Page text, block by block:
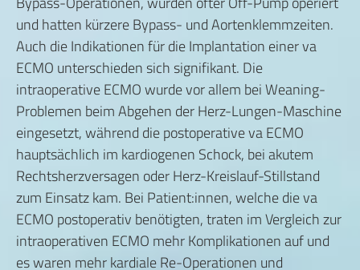
und hatten kürzere Bypass- und Aortenklemmzeiten.
Auch die Indikationen für die Implantation einer va
ECMO unterschieden sich signifikant. Die
intraoperative ECMO wurde vor allem bei Weaning-
Problemen beim Abgehen der Herz-Lungen-Maschine
eingesetzt, während die postoperative va ECMO
hauptsächlich im kardiogenen Schock, bei akutem
Rechtsherzversagen oder Herz-Kreislauf-Stillstand
zum Einsatz kam. Bei Patient:innen, welche die va
ECMO postoperativ benötigten, traten im Vergleich zur
intraoperativen ECMO mehr Komplikationen auf und
es waren mehr kardiale Re-Operationen und